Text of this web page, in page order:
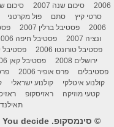
2006
סיכום שנה 2007 סיכום שנה
סרטי קיץ
סתם פול מקרטני
2006
פסטיבל ברלין 2007
ונציה 2007
פסטיבל חיפה 2006
פסטיבל טורונטו 2006
פסטיבל
ירושלים 2008
פסטיבל קאן 2006
פסטיבלים
פרס אופיר 2006 פרס
קולנוע איטלקי
קולנוע ישראלי
קטעי מוזיקה
ראזיסקופ
תאילנד
© סינמסקופ. Say something clever here. Or not. You decide.